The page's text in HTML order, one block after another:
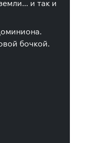
и так и
бочкой.